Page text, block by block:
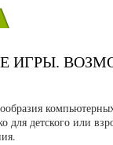
ИГРЫ.
для детского или